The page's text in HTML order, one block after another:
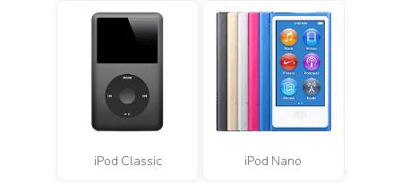
iPod Classic iPod Nano